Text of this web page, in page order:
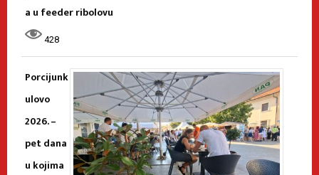
a u feeder ribolovu
428
Porcijunk
ulovo
2026. –
pet dana
u kojima